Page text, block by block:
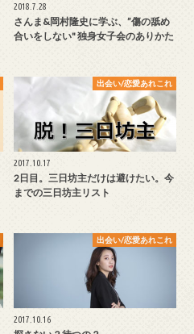
2018.7.28
さんま&岡村隆史に学ぶ、”傷の舐め
合いをしない" 独身女子会のありかた
出会い/恋愛あれこれ
2017.10.17
2日目。三日坊主だけは避けたい。今
までの三日坊主リスト
出会い/恋愛あれこれ
2017.10.16